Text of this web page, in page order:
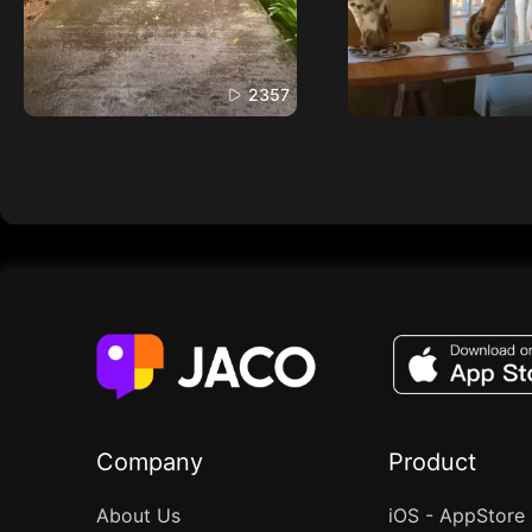
2357
Company
About Us
Product
iOS - AppStore